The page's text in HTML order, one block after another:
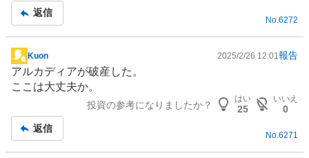
事
返信
No.6272
掲
示
板
Kuon 2025/2/26 12:01報告
アルカディアが破産した。
ここは大丈夫か。
投資の参考になりましたか？
はい
25
いいえ
0
返信
No.6271